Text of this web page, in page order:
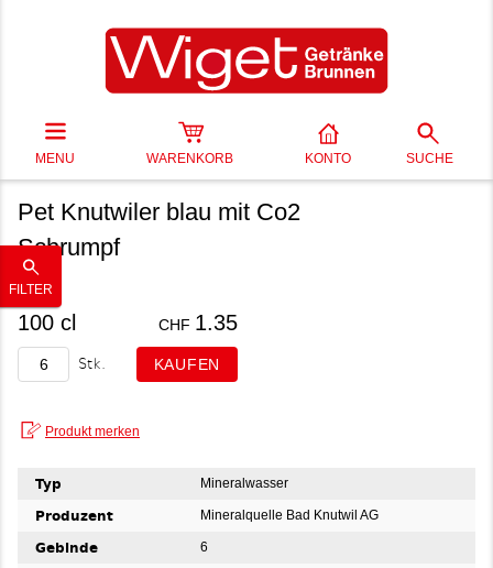
MENU WARENKORB KONTO SUCHE
FILTER
Pet Knutwiler blau mit Co2
Schrumpf
100 cl CHF 1.35
Stk.
Typ Mineralwasser
Produzent Mineralquelle Bad Knutwil AG
Gebinde 6